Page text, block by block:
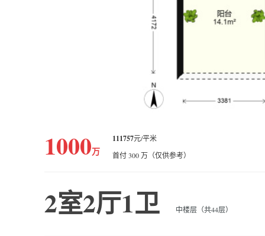
1000万
111757元/平米
首付 300 万（仅供参考）
2室2厅1卫 中楼层（共44层）